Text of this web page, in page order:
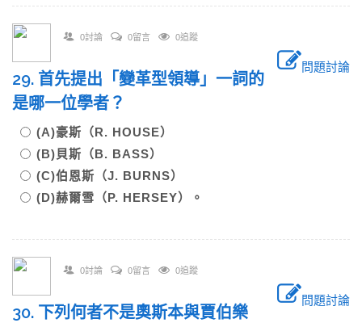
0討論 0留言 0追蹤
問題討論
29. 首先提出「變革型領導」一詞的
是哪一位學者？
(A)豪斯（R. HOUSE）
(B)貝斯（B. BASS）
(C)伯恩斯（J. BURNS）
(D)赫爾雪（P. HERSEY）。
0討論 0留言 0追蹤
問題討論
30. 下列何者不是奧斯本與賈伯樂